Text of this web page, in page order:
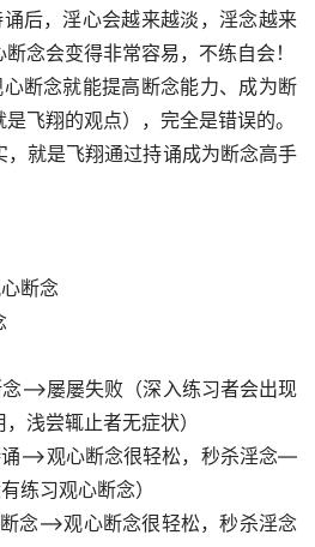
后，淫心会越来越淡，淫念越来
念会变得非常容易，不练自会！
断念就能提高断念能力、成为断
飞翔的观点），完全是错误的。
，就是飞翔通过持诵成为断念高手
断念
——>屡屡失败（深入练习者会出现
浅尝辄止者无症状）
—>观心断念很轻松，秒杀淫念—
练习观心断念）
念—>观心断念很轻松，秒杀淫念